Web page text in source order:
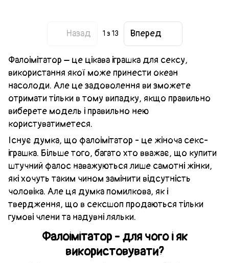
Назад 1 з 13 Вперед
Фалоімітатор – це цікава іграшка для сексу,
використання якої може принести океан
насолоди. Але це задоволення ви зможете
отримати тільки в тому випадку, якщо правильно
виберете модель і правильно нею
користуватиметеся.
Існує думка, що фалоімітатор - це жіноча секс-
іграшка. Більше того, багато хто вважає, що купити
штучний фалос наважуються лише самотні жінки,
які хочуть таким чином замінити відсутність
чоловіка. Але ця думка помилкова, як і
твердження, що в сексшоп продаються тільки
гумові члени та надувні ляльки.
Фалоімітатор - для чого і як
використовувати?